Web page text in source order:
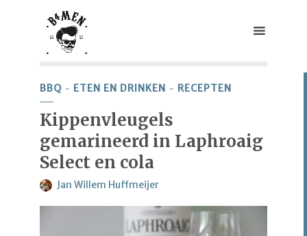
BBQ ETEN EN DRINKEN RECEPTEN
Kippenvleugels
gemarineerd in Laphroaig
Select en cola
Jan Willem Huffmeijer